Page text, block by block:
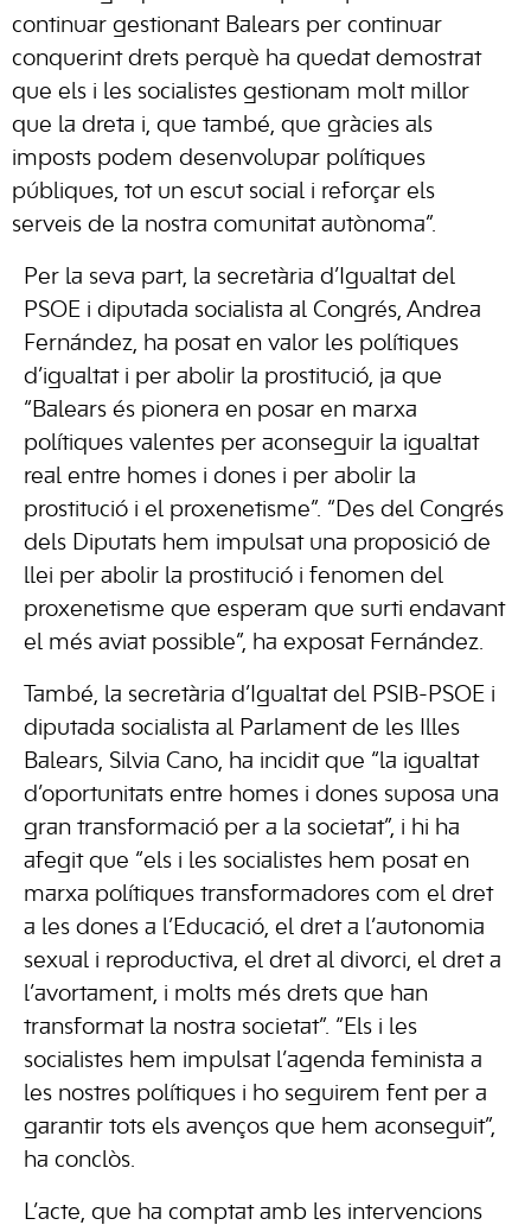
continuar gestionant Balears per continuar
conquerint drets perquè ha quedat demostrat
que els i les socialistes gestionam molt millor
que la dreta i, que també, que gràcies als
imposts podem desenvolupar polítiques
públiques, tot un escut social i reforçar els
serveis de la nostra comunitat autònoma”.
Per la seva part, la secretària d’Igualtat del
PSOE i diputada socialista al Congrés, Andrea
Fernández, ha posat en valor les polítiques
d’igualtat i per abolir la prostitució, ja que
“Balears és pionera en posar en marxa
polítiques valentes per aconseguir la igualtat
real entre homes i dones i per abolir la
prostitució i el proxenetisme”. “Des del Congrés
dels Diputats hem impulsat una proposició de
llei per abolir la prostitució i fenomen del
proxenetisme que esperam que surti endavant
el més aviat possible”, ha exposat Fernández.
També, la secretària d’Igualtat del PSIB-PSOE i
diputada socialista al Parlament de les Illes
Balears, Silvia Cano, ha incidit que “la igualtat
d’oportunitats entre homes i dones suposa una
gran transformació per a la societat”, i hi ha
afegit que “els i les socialistes hem posat en
marxa polítiques transformadores com el dret
a les dones a l’Educació, el dret a l’autonomia
sexual i reproductiva, el dret al divorci, el dret a
l’avortament, i molts més drets que han
transformat la nostra societat”. “Els i les
socialistes hem impulsat l’agenda feminista a
les nostres polítiques i ho seguirem fent per a
garantir tots els avenços que hem aconseguit”,
ha conclòs.
L’acte, que ha comptat amb les intervencions